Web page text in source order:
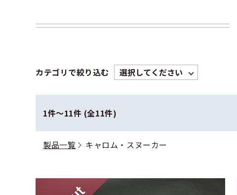
カテゴリで絞り込む
1件〜11件 (全11件)
製品一覧 キャロム・スヌーカー